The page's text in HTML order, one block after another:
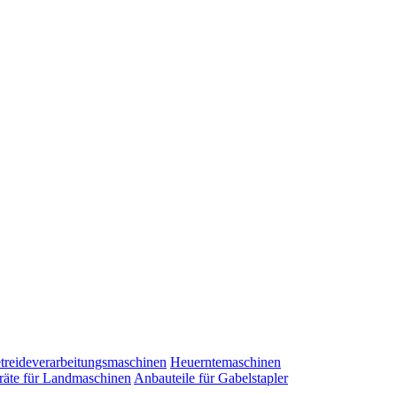
Heuerntemaschinen
für Landmaschinen Anbauteile für Gabelstapler